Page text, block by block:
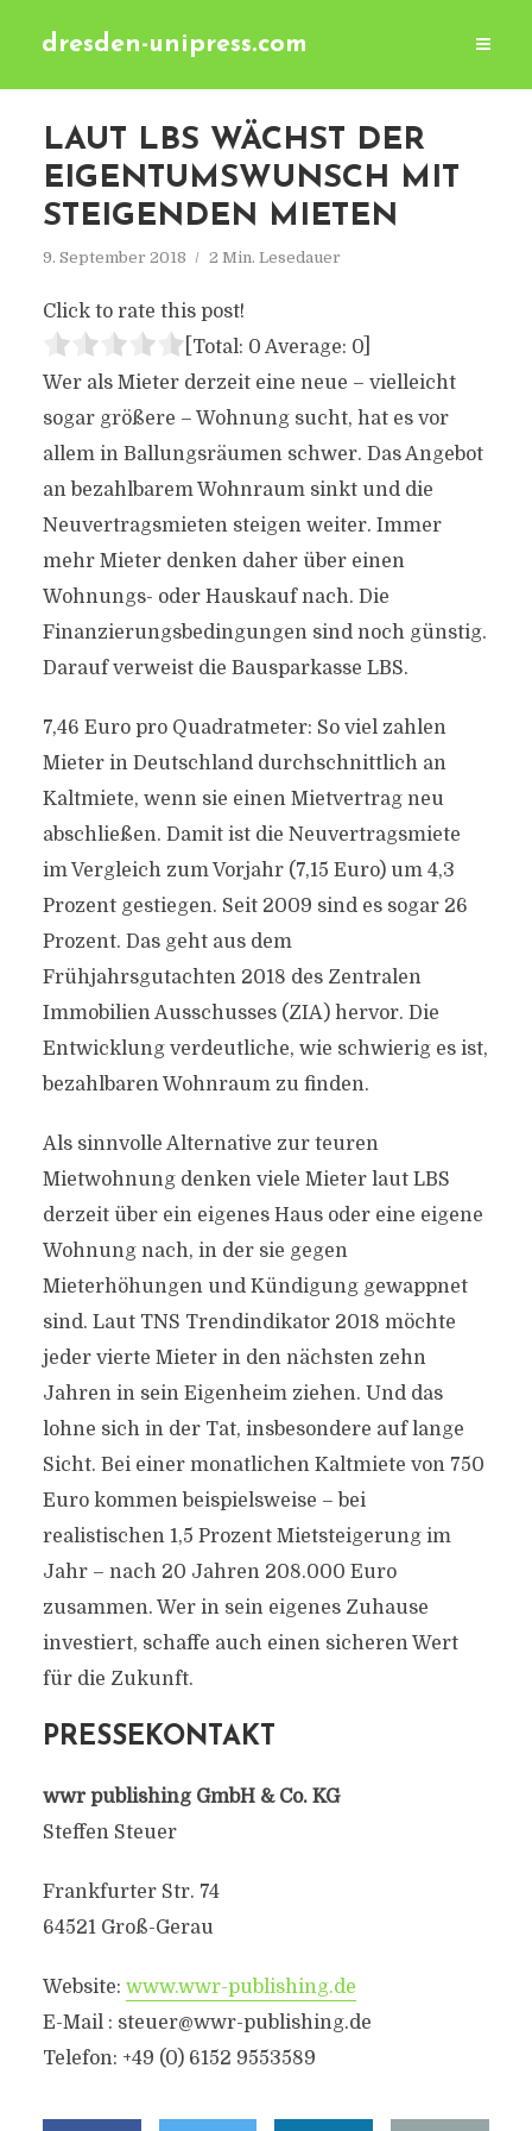
dresden-unipress.com
LAUT LBS WÄCHST DER
EIGENTUMSWUNSCH MIT
STEIGENDEN MIETEN
9. September 2018 2 Min. Lesedauer
Click to rate this post!
[Total: 0 Average: 0]
Wer als Mieter derzeit eine neue – vielleicht
sogar größere – Wohnung sucht, hat es vor
allem in Ballungsräumen schwer. Das Angebot
an bezahlbarem Wohnraum sinkt und die
Neuvertragsmieten steigen weiter. Immer
mehr Mieter denken daher über einen
Wohnungs- oder Hauskauf nach. Die
Finanzierungsbedingungen sind noch günstig.
Darauf verweist die Bausparkasse LBS.
7,46 Euro pro Quadratmeter: So viel zahlen
Mieter in Deutschland durchschnittlich an
Kaltmiete, wenn sie einen Mietvertrag neu
abschließen. Damit ist die Neuvertragsmiete
im Vergleich zum Vorjahr (7,15 Euro) um 4,3
Prozent gestiegen. Seit 2009 sind es sogar 26
Prozent. Das geht aus dem
Frühjahrsgutachten 2018 des Zentralen
Immobilien Ausschusses (ZIA) hervor. Die
Entwicklung verdeutliche, wie schwierig es ist,
bezahlbaren Wohnraum zu finden.
Als sinnvolle Alternative zur teuren
Mietwohnung denken viele Mieter laut LBS
derzeit über ein eigenes Haus oder eine eigene
Wohnung nach, in der sie gegen
Mieterhöhungen und Kündigung gewappnet
sind. Laut TNS Trendindikator 2018 möchte
jeder vierte Mieter in den nächsten zehn
Jahren in sein Eigenheim ziehen. Und das
lohne sich in der Tat, insbesondere auf lange
Sicht. Bei einer monatlichen Kaltmiete von 750
Euro kommen beispielsweise – bei
realistischen 1,5 Prozent Mietsteigerung im
Jahr – nach 20 Jahren 208.000 Euro
zusammen. Wer in sein eigenes Zuhause
investiert, schaffe auch einen sicheren Wert
für die Zukunft.
PRESSEKONTAKT
wwr publishing GmbH & Co. KG
Steffen Steuer
Frankfurter Str. 74
64521 Groß-Gerau
Website: www.wwr-publishing.de
E-Mail : steuer@wwr-publishing.de
Telefon: +49 (0) 6152 9553589